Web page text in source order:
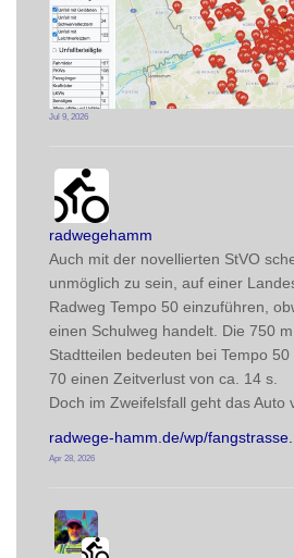
Jul 9, 2026
radwegehamm avatar
radwegehamm
Auch mit der novellierten StVO
unmöglich zu sein, auf einer
Radweg Tempo 50 einzuführen,
einen Schulweg handelt. Die 750
Stadtteilen bedeuten bei Tempo
70 einen Zeitverlust von ca. 14 s.
Doch im Zweifelsfall geht das Auto
radwege-hamm.de/wp/fangstrasse
Apr 28, 2026
radwegehamm avatar